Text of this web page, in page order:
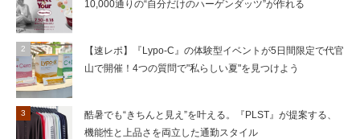
10,000通りの“自分だけのハーゲンダッツ”が作れる
【速レポ】『Lypo-C』の体験型イベントが5日間限定で代官
山で開催！4つの質問で"私らしい夏"を見つけよう
酷暑でも“きちんと見え”を叶える。『PLST』が提案する、
機能性と上品さを両立した通勤スタイル